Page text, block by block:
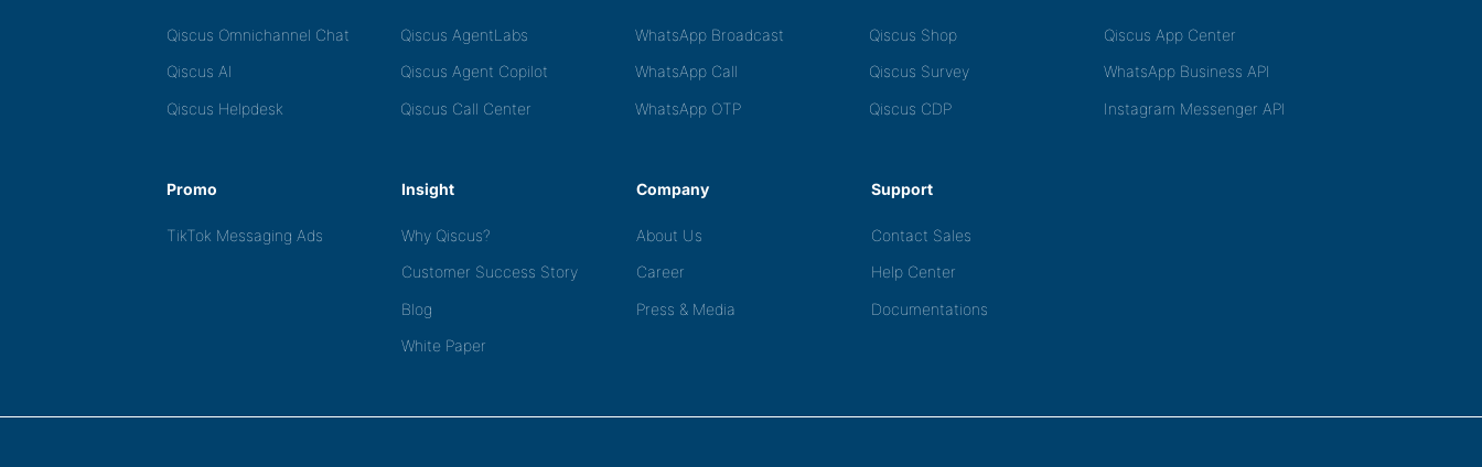
Qiscus Omnichannel Chat Qiscus AgentLabs WhatsApp Broadcast Qiscus Shop
Qiscus App Center
Qiscus AI
Qiscus Agent Copilot WhatsApp Call Qiscus Survey
WhatsApp Business API
Qiscus Helpdesk
Qiscus Call Center WhatsApp OTP Qiscus CDP Instagram Messenger API
Promo
TikTok Messaging Ads
Insight
Why Qiscus?
Customer Success Story
Blog
White Paper
Company
About Us
Career
Press & Media
Support
Contact Sales
Help Center
Documentations